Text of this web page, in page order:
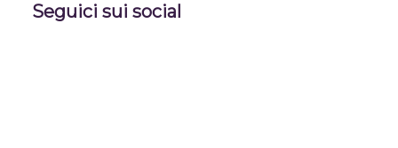
Seguici sui social